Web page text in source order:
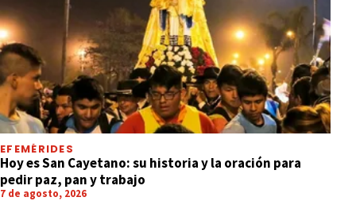
EFEMÉRIDES
Hoy es San Cayetano: su historia y la oración para
pedir paz, pan y trabajo
7 de agosto, 2026